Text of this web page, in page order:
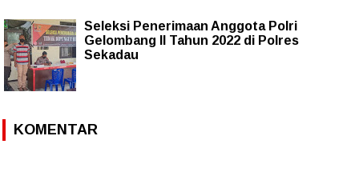
Seleksi Penerimaan Anggota Polri
Gelombang II Tahun 2022 di Polres
Sekadau
KOMENTAR